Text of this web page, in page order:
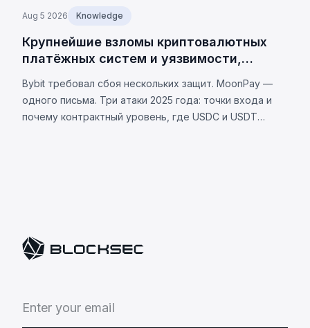
Aug 5 2026 Knowledge
Крупнейшие взломы криптовалютных
платёжных систем и уязвимости,
Bybit требовал сбоя нескольких защит. MoonPay —
одного письма. Три атаки 2025 года: точки входа и
почему контрактный уровень, где USDC и USDT
Enter your email